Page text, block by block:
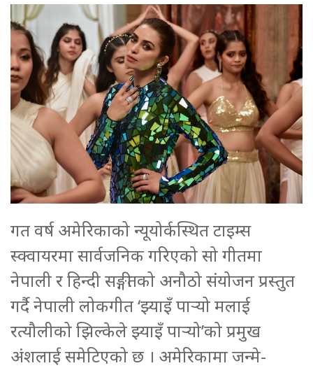
गत वर्ष अमेरिकाको न्यूयोर्कस्थित टाइम्स
स्क्वायरमा सार्वजनिक गरिएको सो गीतमा
नेपाली र हिन्दी सङ्गीतको अनौठो संयोजन प्रस्तुत
गर्दै नेपाली लोकगीत ‘झ्याइँ पार्‍यो मलाई
रत्यौलीको झिल्केले झ्याइँ पार्‍यो’को प्रमुख
अंशलाई समेटिएको छ । अमेरिकामा जन्मे-